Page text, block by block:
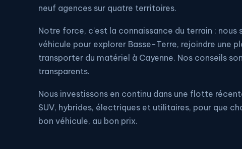
neuf agences sur quatre territoires.
Notre force, c'est la connaissance du terrain : nous
véhicule pour explorer Basse-Terre, rejoindre une
transporter du matériel à Cayenne. Nos conseils
transparents.
Nous investissons en continu dans une flotte
SUV, hybrides, électriques et utilitaires, pour que
bon véhicule, au bon prix.